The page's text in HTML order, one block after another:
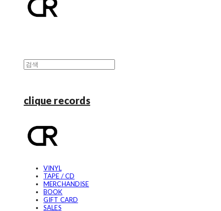
clique records
VINYL
TAPE / CD
MERCHANDISE
BOOK
GIFT CARD
SALES